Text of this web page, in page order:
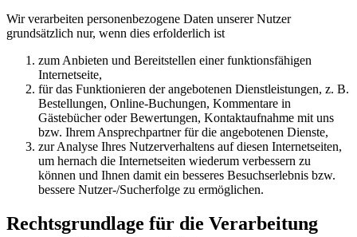
Wir verarbeiten personenbezogene Daten unserer Nutzer
grundsätzlich nur, wenn dies erfolderlich ist
zum Anbieten und Bereitstellen einer funktionsfähigen
Internetseite,
für das Funktionieren der angebotenen Dienstleistungen, z. B.
Bestellungen, Online-Buchungen, Kommentare in
Gästebücher oder Bewertungen, Kontaktaufnahme mit uns
bzw. Ihrem Ansprechpartner für die angebotenen Dienste,
zur Analyse Ihres Nutzerverhaltens auf diesen Internetseiten,
um hernach die Internetseiten wiederum verbessern zu
können und Ihnen damit ein besseres Besuchserlebnis bzw.
bessere Nutzer-/Sucherfolge zu ermöglichen.
Rechtsgrundlage für die Verarbeitung